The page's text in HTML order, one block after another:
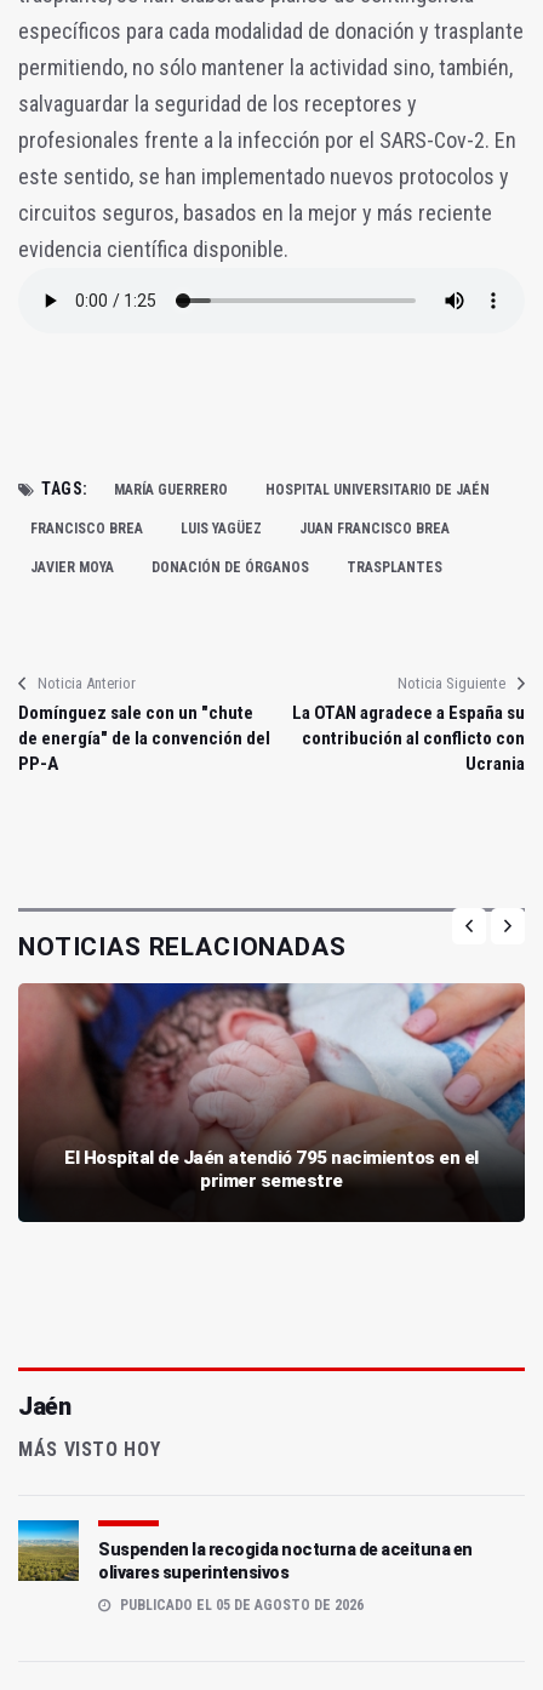
específicos para cada modalidad de donación y trasplante
permitiendo, no sólo mantener la actividad sino, también,
salvaguardar la seguridad de los receptores y
profesionales frente a la infección por el SARS-Cov-2. En
este sentido, se han implementado nuevos protocolos y
circuitos seguros, basados en la mejor y más reciente
evidencia científica disponible.
TAGS: MARÍA GUERRERO HOSPITAL UNIVERSITARIO DE JAÉN
FRANCISCO BREA LUIS YAGÜEZ JUAN FRANCISCO BREA
JAVIER MOYA DONACIÓN DE ÓRGANOS TRASPLANTES
Noticia Anterior
Domínguez sale con un "chute
de energía" de la convención del
PP-A
Noticia Siguiente
La OTAN agradece a España su
contribución al conflicto con
Ucrania
NOTICIAS RELACIONADAS
El Hospital de Jaén atendió 795 nacimientos en el
primer semestre
Jaén
MÁS VISTO HOY
Suspenden la recogida nocturna de aceituna en
olivares superintensivos
PUBLICADO EL 05 DE AGOSTO DE 2026